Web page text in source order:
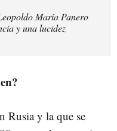
María Panero
y una lucidez
Rusia y la que se